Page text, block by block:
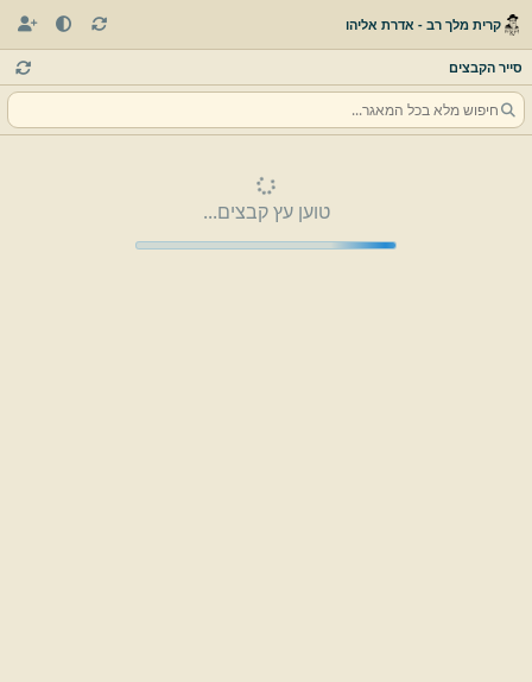
קרית מלך רב - אדרת אליהו
סייר הקבצים
טוען עץ קבצים...